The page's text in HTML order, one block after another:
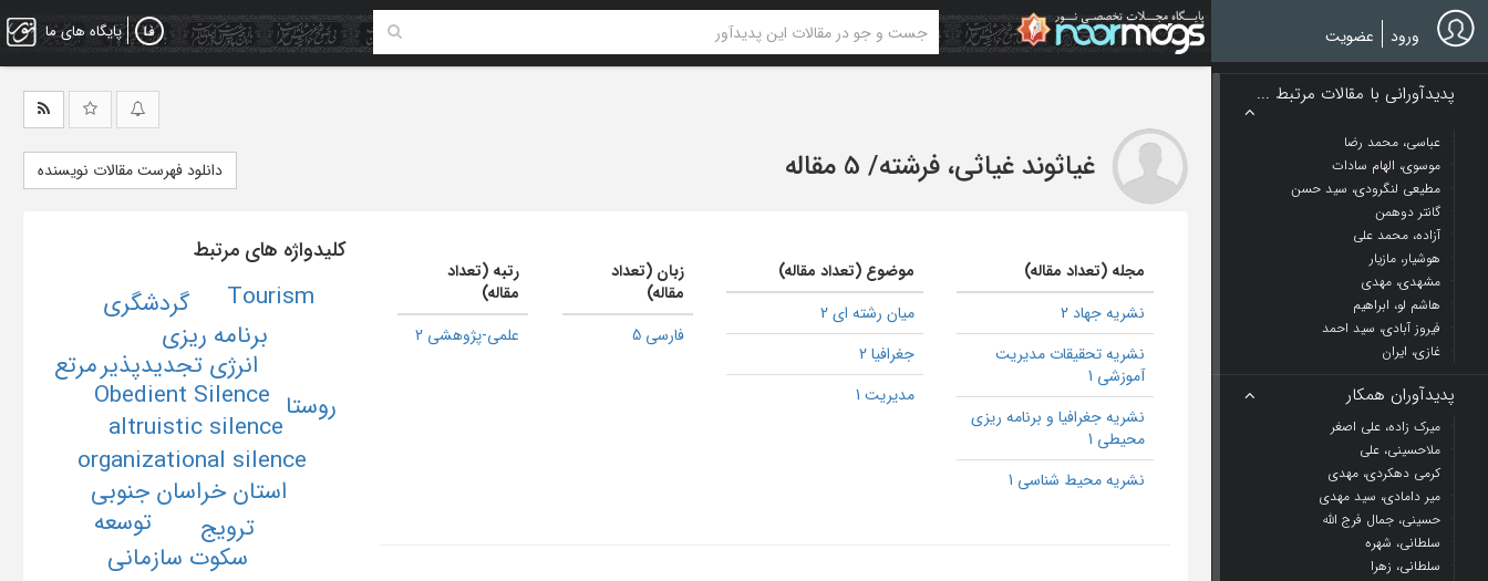
Skip
to
main
پایگاه های ما ورود عضویت
پدیدآورانی با مقالات مرتبط ...
عباسی، محمد رضا
موسوی، الهام سادات
مطیعی لنگرودی، سید حسن
گانتر دوهمن
آزاده، محمد علی
هوشیار، مازیار
مشهدی، مهدی
هاشم لو، ابراهیم
فیروز آبادی، سید احمد
غازی، ایران
پدیدآوران همکار
میرک زاده، علی اصغر
ملاحسینی، علی
کرمی دهکردی، مهدی
میر دامادی، سید مهدی
حسینی، جمال فرج الله
سلطانی، شهره
سلطانی، زهرا
غیاثوند غیاثی، فرشته/ 5 مقاله دانلود فهرست مقالات نویسنده
مجله (تعداد مقاله)
نشریه جهاد 2
نشریه تحقیقات مدیریت
آموزشی 1
نشریه جغرافیا و برنامه ریزی
محیطی 1
نشریه محیط شناسی 1
موضوع (تعداد مقاله)
میان رشته ای 2
جغرافیا 2
مدیریت 1
زبان (تعداد
مقاله)
فارسی 5
رتبه (تعداد
مقاله)
علمی-پژوهشی 2
کلیدواژه های مرتبط
altruistic silence
Obedient Silence
organizational silence
استان خراسان جنوبی
انرژی تجدیدپذیر
برنامه ریزی
ترویج توسعه
روستا
سکوت سازمانی
گردشگری
مرتع
Tourism